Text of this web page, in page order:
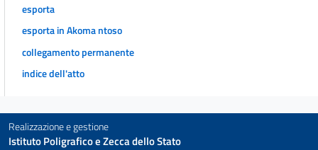
esporta
esporta in Akoma ntoso
collegamento permanente
indice dell'atto
Realizzazione e gestione
Istituto Poligrafico e Zecca dello Stato